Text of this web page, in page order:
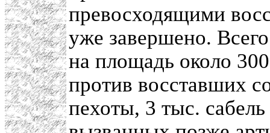
превосходящими
уже завершено.
на площадь около
против восставших
пехоты, 3 тыс. сабель